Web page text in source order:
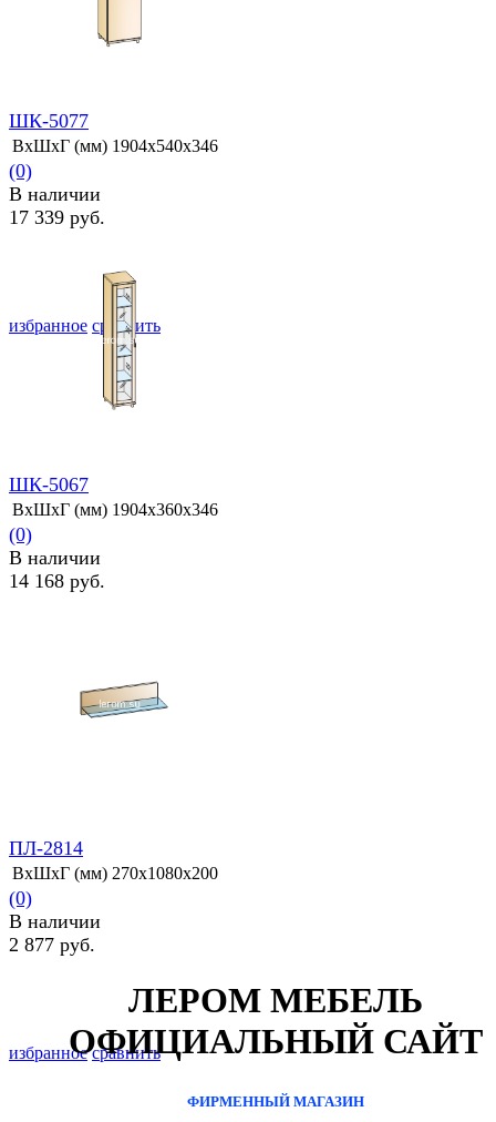
избранное сравнить
ШК-5077
ВхШхГ (мм) 1904х540х346
(0)
В наличии
17 339 руб.
избранное сравнить
ШК-5067
ВхШхГ (мм) 1904х360х346
(0)
В наличии
14 168 руб.
избранное сравнить
ПЛ-2814
ВхШхГ (мм) 270х1080х200
(0)
В наличии
2 877 руб.
ЛЕРОМ МЕБЕЛЬ
ОФИЦИАЛЬНЫЙ САЙТ
ФИРМЕННЫЙ МАГАЗИН